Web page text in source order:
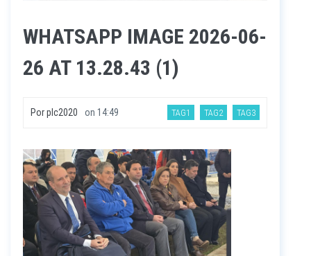
WHATSAPP IMAGE 2026-06-
26 AT 13.28.43 (1)
Porplc2020 on 14:49 TAG1 TAG2 TAG3